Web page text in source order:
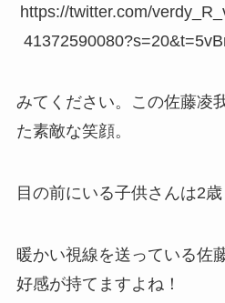
https://twitter.com/
みてください。この佐藤凌
た素敵な笑顔。
目の前にいる子供さんは2歳
暖かい視線を送っている佐
好感が持てますよね！